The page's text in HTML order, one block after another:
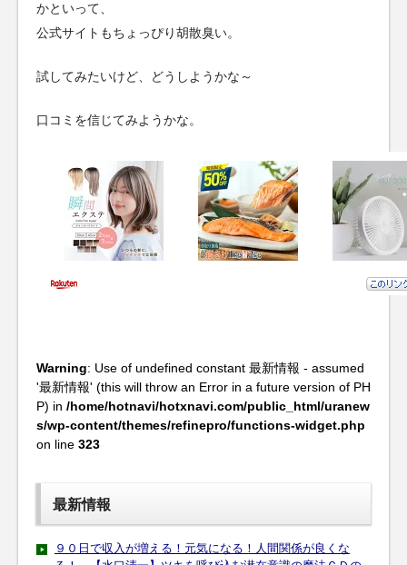
かといって、
公式サイトもちょっぴり胡散臭い。
試してみたいけど、どうしようかな～
口コミを信じてみようかな。
Warning: Use of undefined constant 最新情報 - assumed
'最新情報' (this will throw an Error in a future version of PH
P) in /home/hotnavi/hotxnavi.com/public_html/uranew
s/wp-content/themes/refinepro/functions-widget.php
on line 323
最新情報
９０日で収入が増える！元気になる！人間関係が良くな